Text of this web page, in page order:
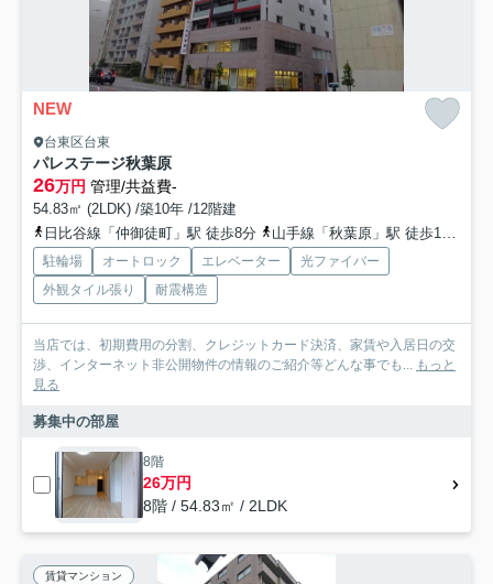
NEW
台東区台東
パレステージ秋葉原
26万円 管理/共益費-
54.83㎡ (2LDK) /築10年 /12階建
日比谷線「仲御徒町」駅 徒歩8分
山手線「秋葉原」駅 徒歩13分
駐輪場 オートロック エレベーター
光ファイバー
外観タイル張り
耐震構造
当店では、初期費用の分割、クレジットカード決済、家賃や入居日の交
渉、インターネット非公開物件の情報のご紹介等どんな事でも... もっと
見る
募集中の部屋
8階
26万円
8階 / 54.83㎡ / 2LDK
賃貸マンション